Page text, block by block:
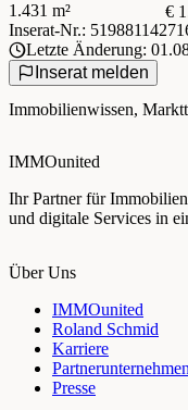
1.431 m²
€
Inserat-Nr.:
Letzte Änderung:
Inserat melden
Immobilienwissen,
IMMOunited
Ihr Partner für
und digitale Services in
Über Uns
IMMOunited
Roland Schmid
Karriere
Partnerunternehmen
Presse